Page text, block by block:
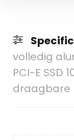
volledig
PCI-E SSD
draagbare